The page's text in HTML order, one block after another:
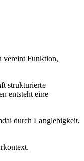
vereint Funktion,
strukturierte
entsteht eine
durch Langlebigkeit,